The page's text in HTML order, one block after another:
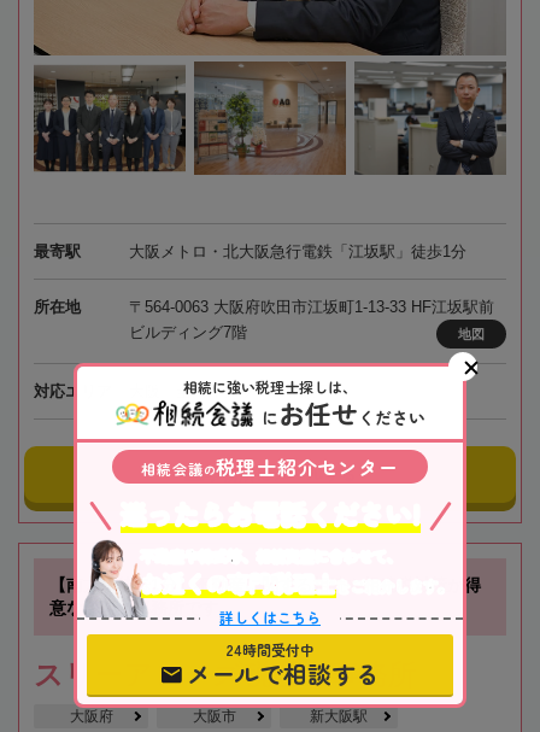
最寄駅 大阪メトロ・北大阪急行電鉄「江坂駅」徒歩1分
所在地
〒564-0063 大阪府吹田市江坂町1-13-33 HF江坂駅前
ビルディング7階
地図
対応エリア 大阪、全国オンライン相談可
事務所にメールする
【南方駅徒歩1分】不動産に関する相続や相続税対策が得
意な税理士事務所です
スリーアローズ税理士事務所
大阪府 大阪市 新大阪駅
相続に強い税理士探しは、
にお任せ ください
相続会議の税理士紹介センター
不動産や株式等、相続資産に合わせて、
お近くの専門税理士 をご紹介します。
詳しくはこちら
24時間受付中
メールで相談する